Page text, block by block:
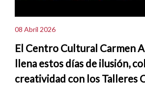
08 Abril 2026
El Centro Cultural Carmen
llena estos días de ilusión,
creatividad con los Talleres